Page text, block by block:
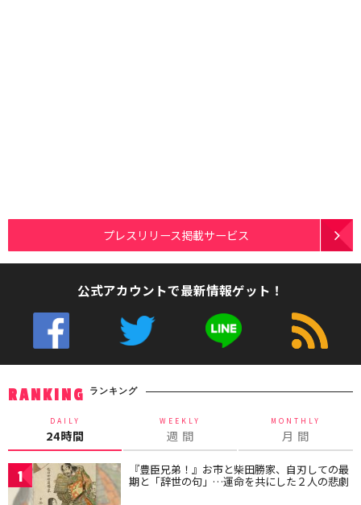
プレスリリース掲載サービス
公式アカウントで最新情報ゲット！
RANKING ランキング
DAILY
24時間
WEEKLY
週 間
MONTHLY
月 間
1 『豊臣兄弟！』お市と柴田勝家、自刃しての最
期と「辞世の句」…運命を共にした２人の悲劇